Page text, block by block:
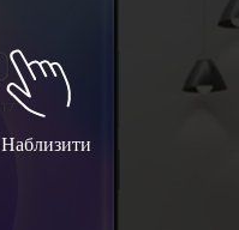
Наблизити